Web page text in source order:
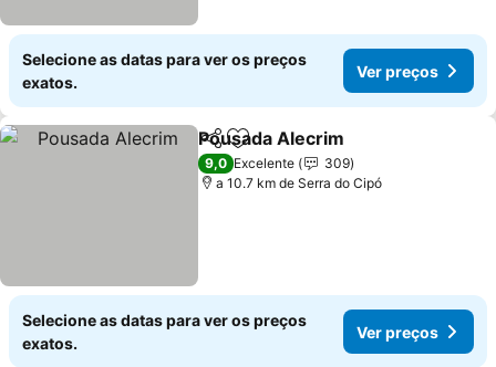
Selecione as datas para ver os preços
exatos.
Ver preços
PartilharAdicionar aos favoritos
Pousada Alecrim
9,0 Excelente
309
a 10.7 km de Serra do Cipó
Selecione as datas para ver os preços
exatos.
Ver preços